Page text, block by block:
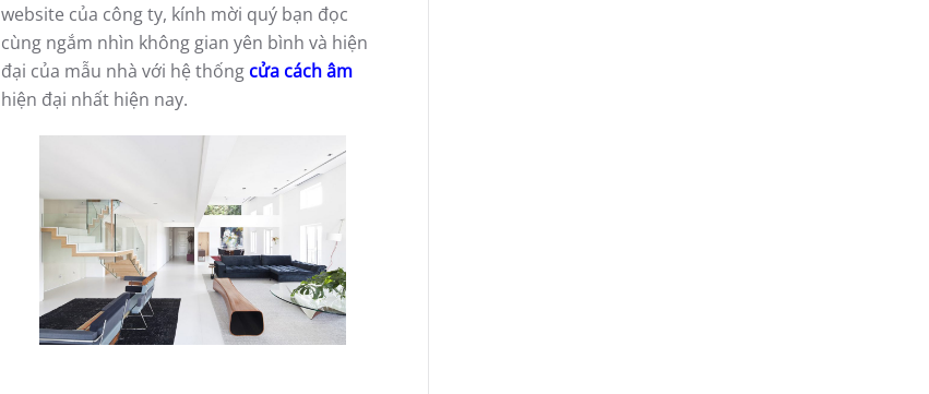
website của công ty, kính mời quý bạn đọc
cùng ngắm nhìn không gian yên bình và hiện
đại của mẫu nhà với hệ thống cửa cách âm
hiện đại nhất hiện nay.